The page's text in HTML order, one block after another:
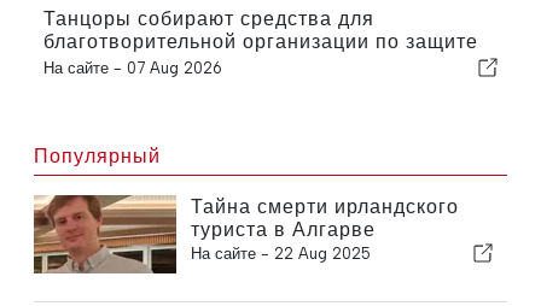
Танцоры собирают средства для
благотворительной организации по защите
кошек
На сайте - 07 Aug 2026
Популярный
Тайна смерти ирландского
туриста в Алгарве
На сайте - 22 Aug 2025